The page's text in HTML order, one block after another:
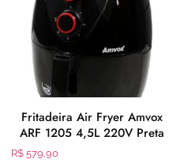
Fritadeira Air Fryer Amvox
ARF 1205 4,5L 220V Preta
R$ 579,90